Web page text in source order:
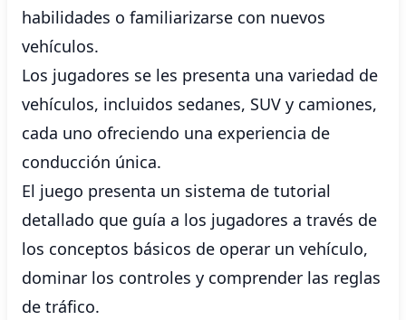
habilidades o familiarizarse con nuevos
vehículos.
Los jugadores se les presenta una variedad de
vehículos, incluidos sedanes, SUV y camiones,
cada uno ofreciendo una experiencia de
conducción única.
El juego presenta un sistema de tutorial
detallado que guía a los jugadores a través de
los conceptos básicos de operar un vehículo,
dominar los controles y comprender las reglas
de tráfico.